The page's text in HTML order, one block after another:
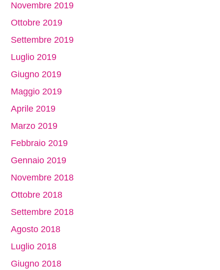
Novembre 2019
Ottobre 2019
Settembre 2019
Luglio 2019
Giugno 2019
Maggio 2019
Aprile 2019
Marzo 2019
Febbraio 2019
Gennaio 2019
Novembre 2018
Ottobre 2018
Settembre 2018
Agosto 2018
Luglio 2018
Giugno 2018